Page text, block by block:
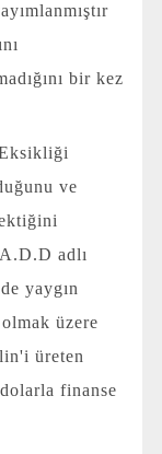
bir kez
ve
adlı
yaygın
üzere
üreten
finanse